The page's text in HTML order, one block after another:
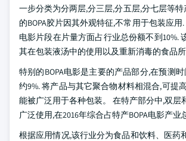
一步分类为分两层,分三层,分五层,分七层等特
的BOPA胶片因其外观特征,不常用于包装应用.
电影片段在片量方面占行业总份额不到10%.
其在包装液汤中的使用以及重新消毒的食品所
特别的BOPA电影是主要的产品部分,在预测时
约9%. 将产品与其它聚合物材料相混合,可提
能被广泛用于各种包装。 在特产部分中,双层
广泛使用,在2016年综合占特产BOPA电影产业
根据应用情况,该行业分为食品和饮料、医药